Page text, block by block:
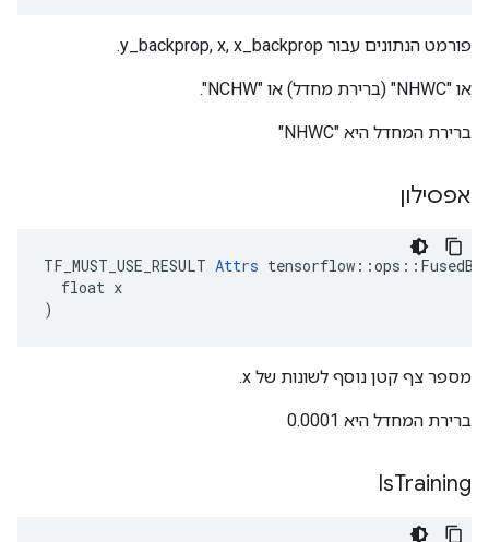
פורמט הנתונים עבור y_backprop, x, x_backprop.
או "NHWC" (ברירת מחדל) או "NCHW".
ברירת המחדל היא "NHWC"
אפסילון
TF_MUST_USE_RESULT Attrs
  float x
)
מספר צף קטן נוסף לשונות של x.
ברירת המחדל היא 0.0001
IsTraining